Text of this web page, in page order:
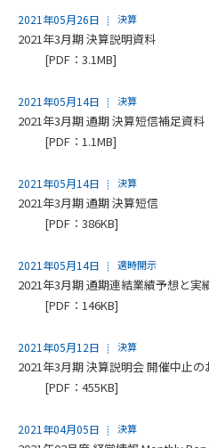
2021年05月26日 決算
2021年3月期 決算説明資料
[PDF：3.1MB]
2021年05月14日 決算
2021年3月期 通期 決算短信補足資料
[PDF：1.1MB]
2021年05月14日 決算
2021年3月期 通期 決算短信
[PDF：386KB]
2021年05月14日 適時開示
2021年3月期 通期連結業績予想と
[PDF：146KB]
2021年05月12日 決算
2021年3月期 決算説明会 開催中止の
[PDF：455KB]
2021年04月05日 決算